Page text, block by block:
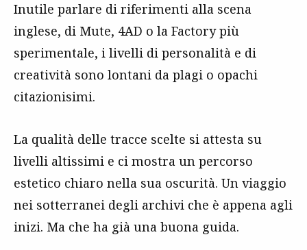
Inutile parlare di riferimenti alla scena
inglese, di Mute, 4AD o la Factory più
sperimentale, i livelli di personalità e di
creatività sono lontani da plagi o opachi
citazionisimi.
La qualità delle tracce scelte si attesta su
livelli altissimi e ci mostra un percorso
estetico chiaro nella sua oscurità. Un viaggio
nei sotterranei degli archivi che è appena agli
inizi. Ma che ha già una buona guida.